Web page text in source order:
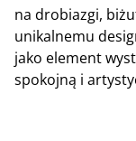
na drobiazgi,
unikalnemu
jako element
spokojną i